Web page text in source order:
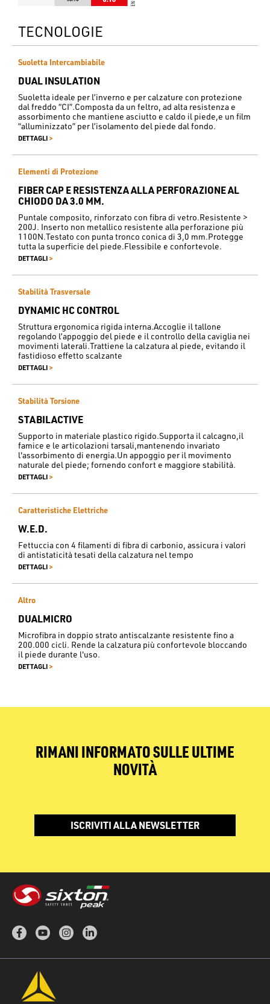
TECNOLOGIE
Suoletta Intercambiabile
DUAL INSULATION
Suoletta ideale per l’inverno e per calzature con protezione
dal freddo “CI”.Composta da un feltro, ad alta resistenza e
assorbimento che mantiene asciutto e caldo il piede,e un film
“alluminizzato” per l’isolamento del piede dal fondo.
DETTAGLI >
Elementi di Protezione
FIBER CAP E RESISTENZA ALLA PERFORAZIONE AL
CHIODO DA 3.0 MM.
Puntale composito, rinforzato con fibra di vetro.Resistente >
200J. Inserto non metallico resistente alla perforazione più
1100N.Testato con punta tronco conica di 3,0 mm.Protegge
tutta la superficie del piede.Flessibile e confortevole.
DETTAGLI >
Stabilità Trasversale
DYNAMIC HC CONTROL
Struttura ergonomica rigida interna.Accoglie il tallone
regolando l’appoggio del piede e il controllo della caviglia nei
movimenti laterali.Trattiene la calzatura al piede, evitando il
fastidioso effetto scalzante
DETTAGLI >
Stabilità Torsione
STABILACTIVE
Supporto in materiale plastico rigido.Supporta il calcagno,il
famice e le articolazioni tarsali,mantenendo invariato
l'assorbimento di energia.Un appoggio per il movimento
naturale del piede; fornendo confort e maggiore stabilità.
DETTAGLI >
Caratteristiche Elettriche
W.E.D.
Fettuccia con 4 filamenti di fibra di carbonio, assicura i valori
di antistaticità tesati della calzatura nel tempo
DETTAGLI >
Altro
DUALMICRO
Microfibra in doppio strato antiscalzante resistente fino a
200.000 cicli. Rende la calzatura più confortevole bloccando
il piede durante l'uso.
DETTAGLI >
RIMANI INFORMATO SULLE ULTIME
NOVITÀ
ISCRIVITI ALLA NEWSLETTER